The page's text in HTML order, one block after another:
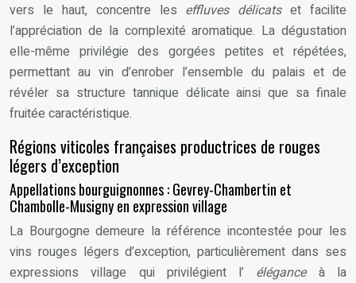
vers le haut, concentre les effluves délicatset facilite
l’appréciation de la complexité aromatique. La dégustation
elle-même privilégie des gorgées petites et répétées,
permettant au vin d’enrober l’ensemble du palais et de
révéler sa structure tannique délicate ainsi que sa finale
fruitée caractéristique.
Régions viticoles françaises productrices de rouges
légers d’exception
Appellations bourguignonnes : Gevrey-Chambertin et
Chambolle-Musigny en expression village
La Bourgogne demeure la référence incontestée pour les
vins rouges légers d’exception, particulièrement dans ses
expressions village qui privilégient l’ élégance à la